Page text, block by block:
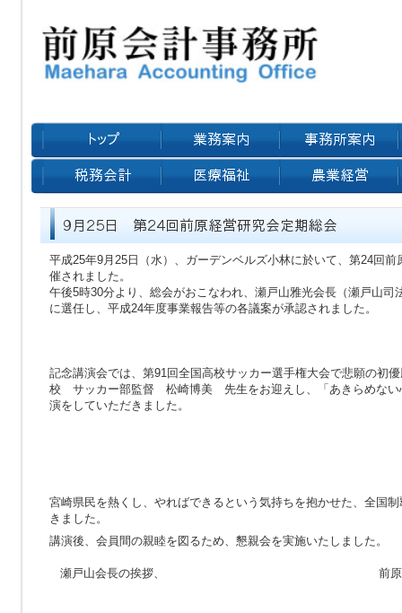
平成25年9月25日（水）、ガーデンベルズ小林に於いて、第24回
催されました。
午後5時30分より、総会がおこなわれ、瀬戸山雅光会長（瀬戸山
に選任し、平成24年度事業報告等の各議案が承認されました。
記念講演会では、第91回全国高校サッカー選手権大会で悲願の初
校 サッカー部監督 松崎博美 先生をお迎えし、「あきらめない
演をしていただきました。
宮崎県民を熱くし、やればできるという気持ちを抱かせた、全国
きました。
講演後、会員間の親睦を図るため、懇親会を実施いたしました。
瀬戸山会長の挨拶、 前原社長の挨